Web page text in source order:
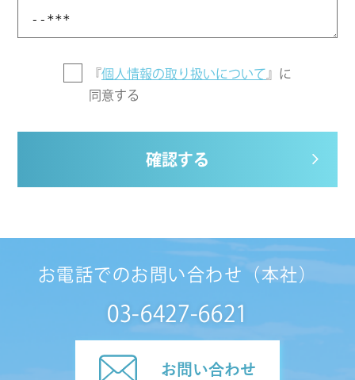
『個人情報の取り扱いについて 』に
同意する
確認する
お電話でのお問い合わせ（本社）
03-6427-6621
お問い合わせ